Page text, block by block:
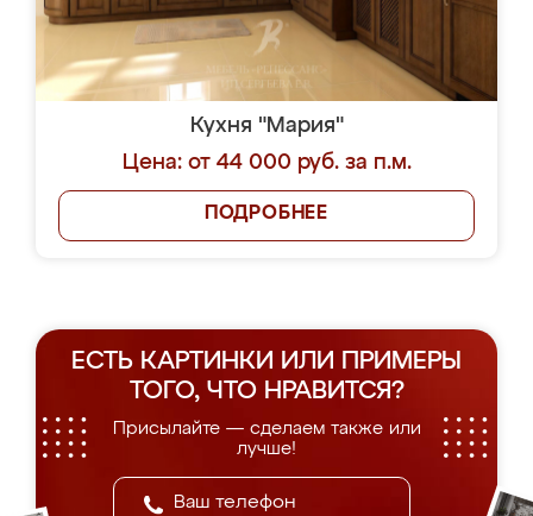
Кухня "Мария"
Цена: от 44 000 руб. за п.м.
ПОДРОБНЕЕ
ЕСТЬ КАРТИНКИ ИЛИ ПРИМЕРЫ
ТОГО, ЧТО НРАВИТСЯ?
Присылайте — сделаем также или
лучше!